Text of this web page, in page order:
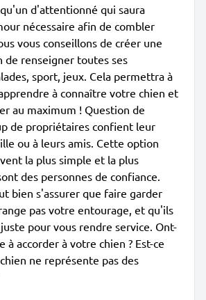
d'attentionné qui saura
nécessaire afin de combler
vous conseillons de créer une
de renseigner toutes ses
sport, jeux. Cela permettra à
à connaître votre chien et
au maximum ! Question de
de propriétaires confient leur
ou à leurs amis. Cette option
la plus simple et la plus
des personnes de confiance.
bien s'assurer que faire garder
pas votre entourage, et qu'ils
pour vous rendre service. Ont-
à accorder à votre chien ? Est-ce
ne représente pas des